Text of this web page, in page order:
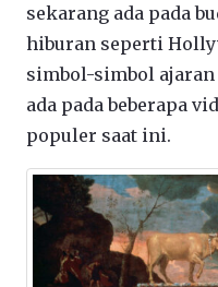
sekarang ada pada
hiburan seperti
simbol-simbol
ada pada beberapa
populer saat ini.